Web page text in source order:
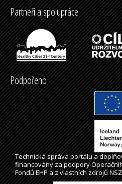
Partneři a spolupráce
Podpořeno
Technická správaportálua
financovány za podpory
Fondů EHP a z vlastních zdrojů